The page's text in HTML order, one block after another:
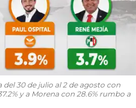
30 de julio al 2 de agosto con
y a Morena con 28.6% rumbo a